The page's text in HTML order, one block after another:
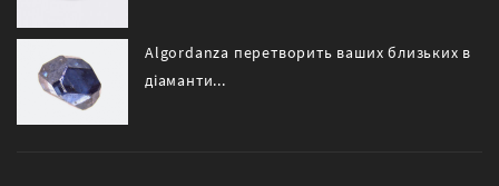
Algordanza перетворить ваших близьких в
діаманти...